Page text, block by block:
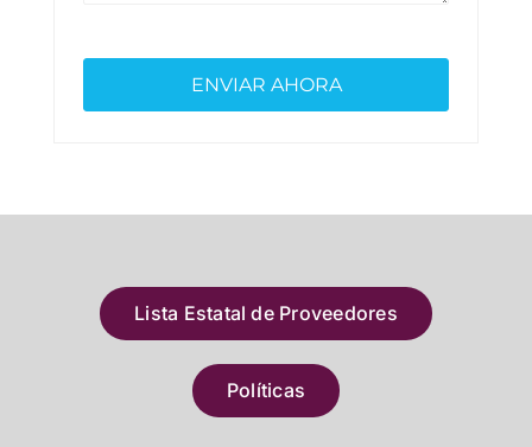
Lista Estatal de Proveedores
Políticas